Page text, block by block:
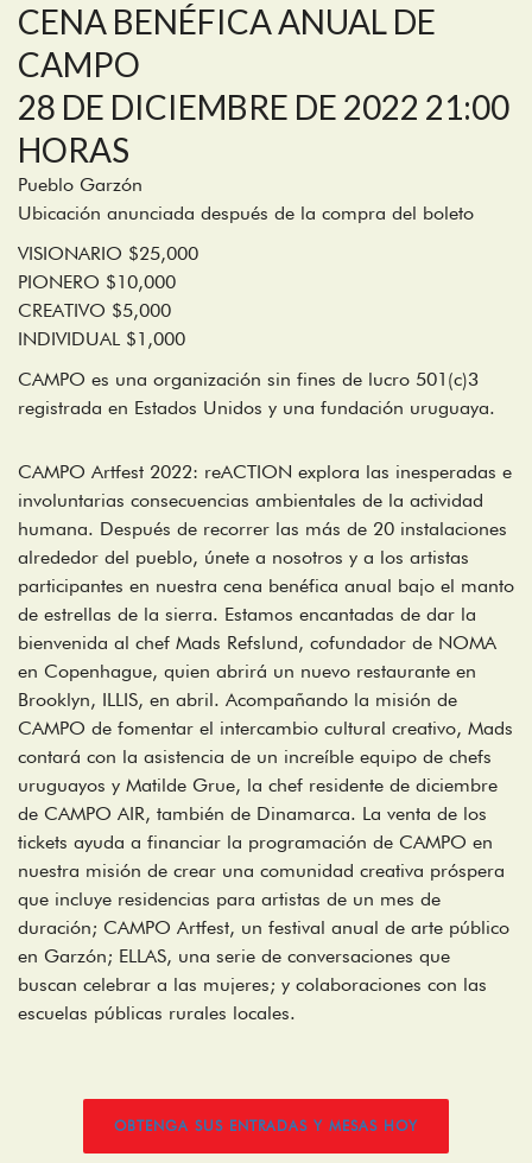
CENA BENÉFICA ANUAL DE
CAMPO
28 DE DICIEMBRE DE 2022 21:00
HORAS
Pueblo Garzón
Ubicación anunciada después de la compra del boleto
VISIONARIO $25,000
PIONERO $10,000
CREATIVO $5,000
INDIVIDUAL $1,000
CAMPO es una organización sin fines de lucro 501(c)3
registrada en Estados Unidos y una fundación uruguaya.
CAMPO Artfest 2022: reACTION explora las inesperadas e
involuntarias consecuencias ambientales de la actividad
humana. Después de recorrer las más de 20 instalaciones
alrededor del pueblo, únete a nosotros y a los artistas
participantes en nuestra cena benéfica anual bajo el manto
de estrellas de la sierra. Estamos encantadas de dar la
bienvenida al chef Mads Refslund, cofundador de NOMA
en Copenhague, quien abrirá un nuevo restaurante en
Brooklyn, ILLIS, en abril. Acompañando la misión de
CAMPO de fomentar el intercambio cultural creativo, Mads
contará con la asistencia de un increíble equipo de chefs
uruguayos y Matilde Grue, la chef residente de diciembre
de CAMPO AIR, también de Dinamarca. La venta de los
tickets ayuda a financiar la programación de CAMPO en
nuestra misión de crear una comunidad creativa próspera
que incluye residencias para artistas de un mes de
duración; CAMPO Artfest, un festival anual de arte público
en Garzón; ELLAS, una serie de conversaciones que
buscan celebrar a las mujeres; y colaboraciones con las
escuelas públicas rurales locales.
OBTENGA SUS ENTRADAS Y MESAS HOY